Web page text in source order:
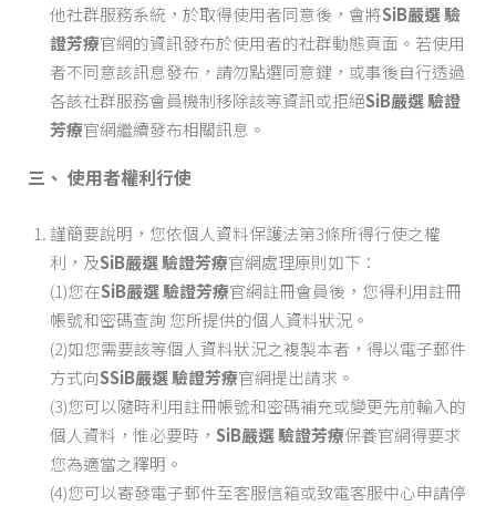
他社群服務系統，於取得使用者同意後，會將SiB嚴選 驗
證芳療官網的資訊發布於使用者的社群動態頁面。若使用
者不同意該訊息發布，請勿點選同意鍵，或事後自行透過
各該社群服務會員機制移除該等資訊或拒絕SiB嚴選 驗證
芳療官網繼續發布相關訊息。
三、 使用者權利行使
謹簡要說明，您依個人資料保護法第3條所得行使之權
利，及SiB嚴選 驗證芳療官網處理原則如下：
(1)您在SiB嚴選 驗證芳療官網註冊會員後，您得利用註冊
帳號和密碼查詢 您所提供的個人資料狀況。
(2)如您需要該等個人資料狀況之複製本者，得以電子郵件
方式向SSiB嚴選 驗證芳療官網提出請求。
(3)您可以隨時利用註冊帳號和密碼補充或變更先前輸入的
個人資料，惟必要時， SiB嚴選 驗證芳療保養官網得要求
您為適當之釋明。
(4)您可以寄發電子郵件至客服信箱或致電客服中心申請停